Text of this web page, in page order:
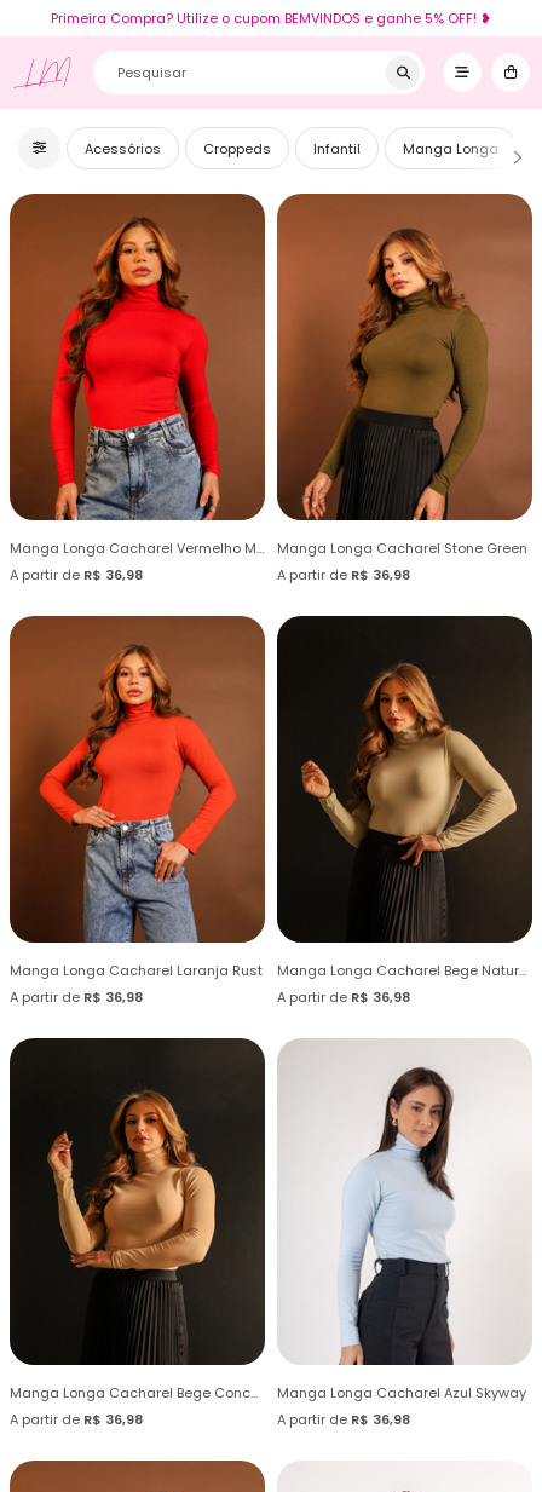
Primeira Compra? Utilize o cupom BEMVINDOS e ganhe 5% OFF! ❥
LM
Acessórios Croppeds Infantil Manga Longa
Manga Longa Cacharel Vermelho Mandarim
A partir de R$ 36,98
Manga Longa Cacharel Stone Green
A partir de R$ 36,98
Manga Longa Cacharel Laranja Rust
A partir de R$ 36,98
Manga Longa Cacharel Bege Naturally
A partir de R$ 36,98
Manga Longa Cacharel Bege Concha
A partir de R$ 36,98
Manga Longa Cacharel Azul Skyway
A partir de R$ 36,98